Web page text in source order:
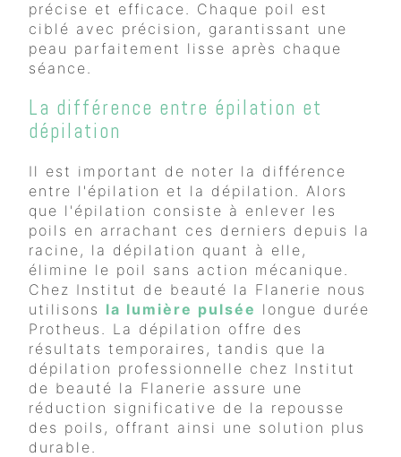
précise et efficace. Chaque poil est
ciblé avec précision, garantissant une
peau parfaitement lisse après chaque
séance.
La différence entre épilation et
dépilation
Il est important de noter la différence
entre l'épilation et la dépilation. Alors
que l'épilation consiste à enlever les
poils en arrachant ces derniers depuis la
racine, la dépilation quant à elle,
élimine le poil sans action mécanique.
Chez Institut de beauté la Flanerie nous
utilisons la lumière pulsée longue durée
Protheus. La dépilation offre des
résultats temporaires, tandis que la
dépilation professionnelle chez Institut
de beauté la Flanerie assure une
réduction significative de la repousse
des poils, offrant ainsi une solution plus
durable.